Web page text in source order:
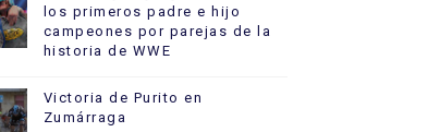
los primeros padre e hijo
campeones por parejas de la
historia de WWE
Victoria de Purito en
Zumárraga